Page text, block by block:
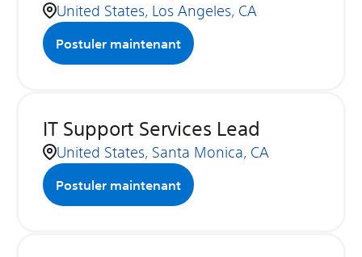
United States, Los Angeles, CA
Postuler maintenant
IT Support Services Lead
United States, Santa Monica, CA
Postuler maintenant